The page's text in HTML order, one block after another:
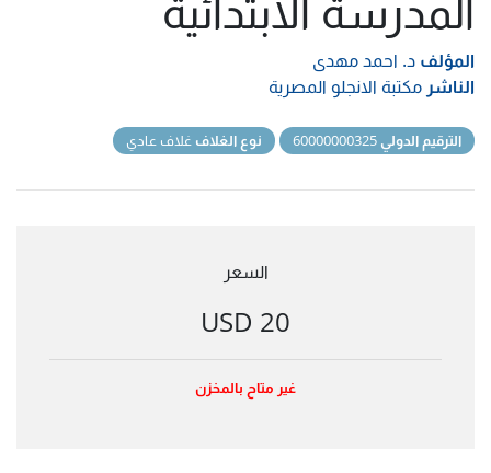
المؤلف د. احمد مهدى
الناشر مكتبة الانجلو المصرية
الترقيم الدولي نوع الغلاف غلاف عادي
السعر
20 USD
غير متاح بالمخزن